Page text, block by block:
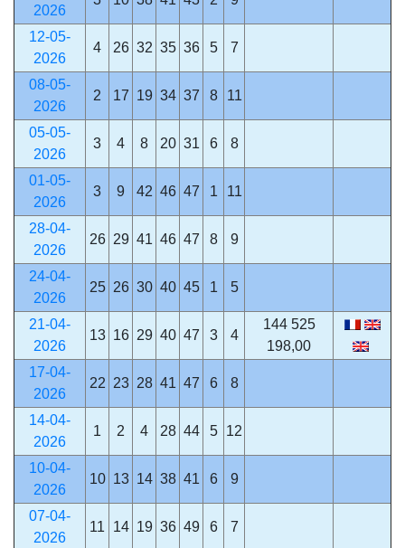
2026
12-05-
2026
4 26 32 35 36 5 7
08-05-
2026
2 17 19 34 37 8 11
05-05-
2026
3 4 8 20 31 6 8
01-05-
2026
3 9 42 46 47 1 11
28-04-
2026
26 29 41 46 47 8 9
24-04-
2026
25 26 30 40 45 1 5
21-04-
2026
13 16 29 40 47 3 4
144 525
198,00
17-04-
2026
22 23 28 41 47 6 8
14-04-
2026
1 2 4 28 44 5 12
10-04-
2026
10 13 14 38 41 6 9
07-04-
2026
11 14 19 36 49 6 7